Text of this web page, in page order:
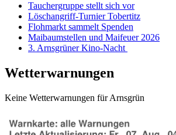
Tauchergruppe stellt sich vor
Löschangriff-Turnier Tobertitz
Flohmarkt sammelt Spenden
Maibaumstellen und Maifeuer 2026
3. Arnsgrüner Kino-Nacht
Wetterwarnungen
Keine Wetterwarnungen für Arnsgrün